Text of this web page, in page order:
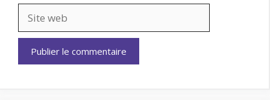
web